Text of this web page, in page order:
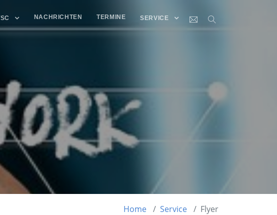
NACHRICHTEN TERMINE SERVICE
Home Service Flyer